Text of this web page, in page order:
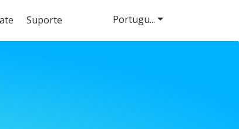
Suporte Portugu...